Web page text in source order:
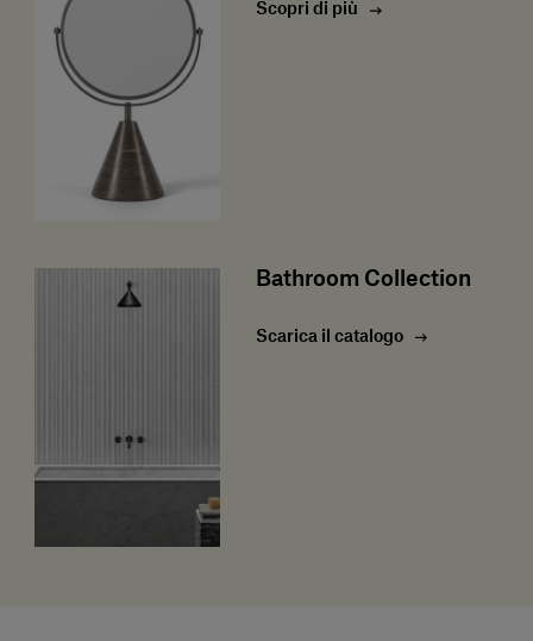
Scopri di più
Bathroom Collection
Scarica il catalogo